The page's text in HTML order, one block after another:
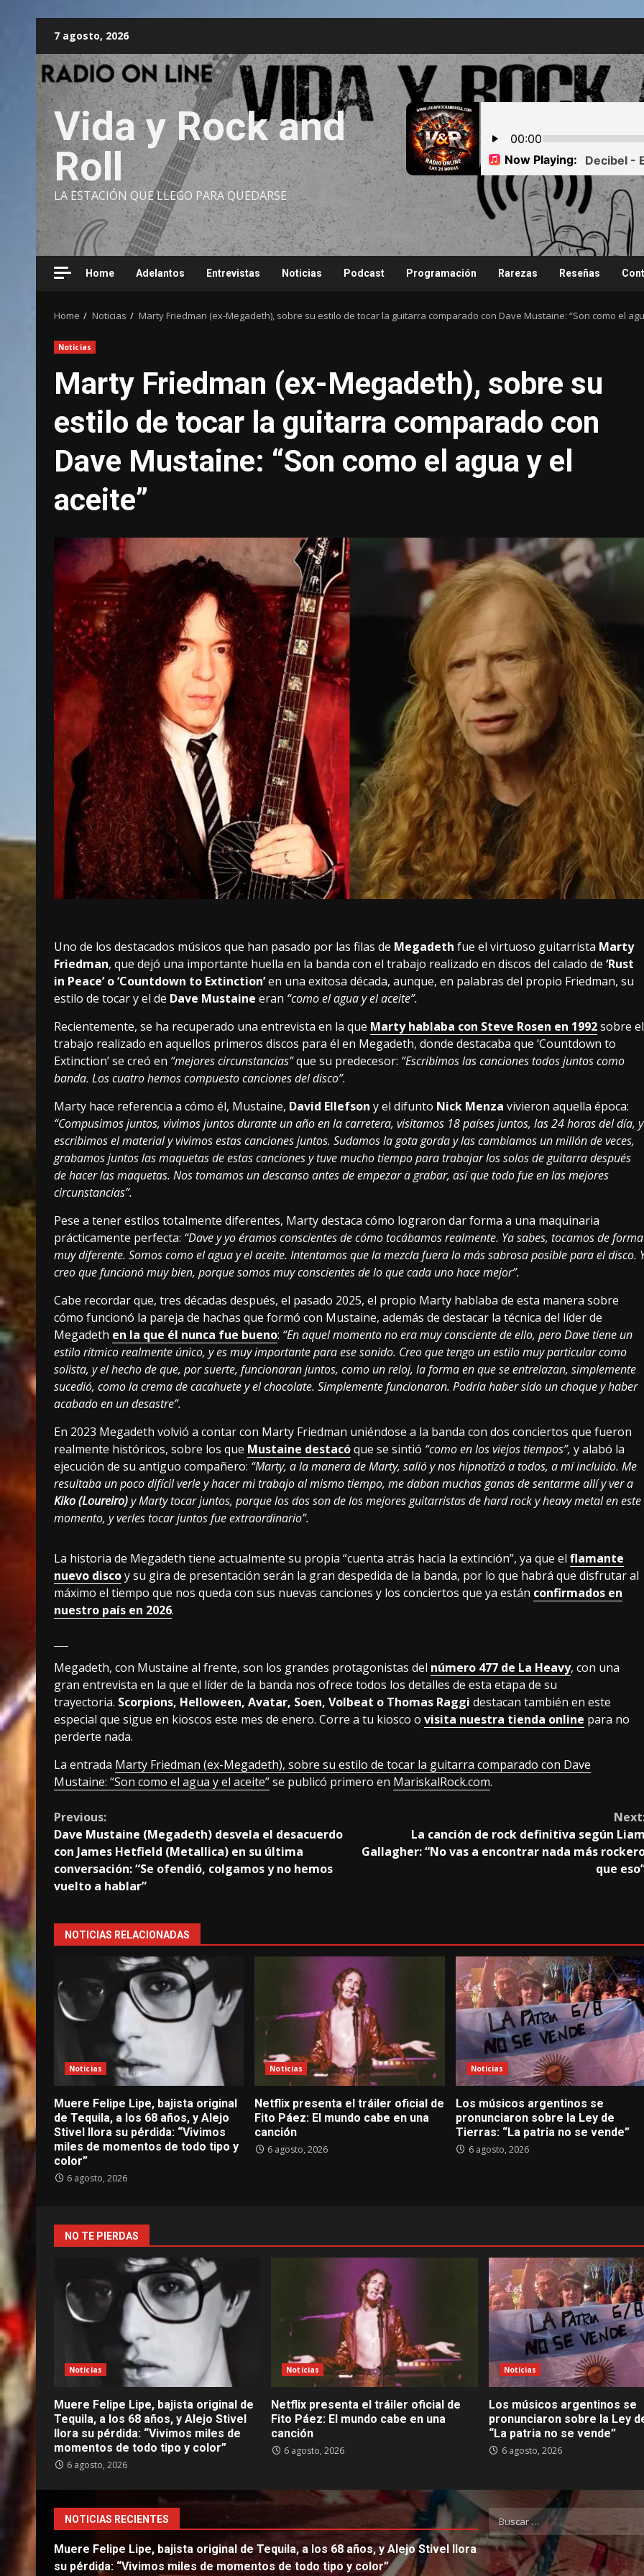
content
7 agosto, 2026
Vida y Rock and
Roll
LA ESTACIÓN QUE LLEGO PARA QUEDARSE
Home Adelantos Entrevistas Noticias Podcast Programación Rarezas Reseñas
Home Noticias Marty Friedman (ex-Megadeth), sobre su estilo de tocar la guitarra comparado con Dave Mustaine: “Son como el
Noticias
Marty Friedman (ex-Megadeth), sobre su
estilo de tocar la guitarra comparado con
Dave Mustaine: “Son como el agua y el
aceite”
Uno de los destacados músicos que han pasado por las filas de Megadeth fue el virtuoso guitarrista Marty
Friedman, que dejó una importante huella en la banda con el trabajo realizado en discos del calado de ‘Rust
in Peace’ o ‘Countdown to Extinction’en una exitosa década, aunque, en palabras del propio Friedman, su
estilo de tocar y el de Dave Mustaine eran “como el agua y el aceite”.
Recientemente, se ha recuperado una entrevista en la que Marty hablaba con Steve Rosen en 1992sobre el
trabajo realizado en aquellos primeros discos para él en Megadeth, donde destacaba que ‘Countdown to
Extinction’ se creó en “mejores circunstancias”que su predecesor: “Escribimos las canciones todos juntos como
banda. Los cuatro hemos compuesto canciones del disco”.
Marty hace referencia a cómo él, Mustaine, David Ellefson y el difunto Nick Menza vivieron aquella época:
“Compusimos juntos, vivimos juntos durante un año en la carretera, visitamos 18 países juntos, las 24 horas del día, y
escribimos el material y vivimos estas canciones juntos. Sudamos la gota gorda y las cambiamos un millón de veces,
grabamos juntos las maquetas de estas canciones y tuve mucho tiempo para trabajar los solos de guitarra después
de hacer las maquetas. Nos tomamos un descanso antes de empezar a grabar, así que todo fue en las mejores
circunstancias”.
Pese a tener estilos totalmente diferentes, Marty destaca cómo lograron dar forma a una maquinaria
prácticamente perfecta: “Dave y yo éramos conscientes de cómo tocábamos realmente. Ya sabes, tocamos de forma
muy diferente. Somos como el agua y el aceite. Intentamos que la mezcla fuera lo más sabrosa posible para el disco.
creo que funcionó muy bien, porque somos muy conscientes de lo que cada uno hace mejor”.
Cabe recordar que, tres décadas después, el pasado 2025, el propio Marty hablaba de esta manera sobre
cómo funcionó la pareja de hachas que formó con Mustaine, además de destacar la técnica del líder de
Megadeth en la que él nunca fue bueno: “En aquel momento no era muy consciente de ello, pero Dave tiene un
estilo rítmico realmente único, y es muy importante para ese sonido. Creo que tengo un estilo muy particular como
solista, y el hecho de que, por suerte, funcionaran juntos, como un reloj, la forma en que se entrelazan, simplemente
sucedió, como la crema de cacahuete y el chocolate. Simplemente funcionaron. Podría haber sido un choque y haber
acabado en un desastre”.
En 2023 Megadeth volvió a contar con Marty Friedman uniéndose a la banda con dos conciertos que fueron
realmente históricos, sobre los que Mustaine destacóque se sintió “como en los viejos tiempos”, y alabó la
ejecución de su antiguo compañero: “Marty, a la manera de Marty, salió y nos hipnotizó a todos, a mí incluido. Me
resultaba un poco difícil verle y hacer mi trabajo al mismo tiempo, me daban muchas ganas de sentarme allí y ver a
Kiko (Loureiro)y Marty tocar juntos, porque los dos son de los mejores guitarristas de hard rock y heavy metal en este
momento, y verles tocar juntos fue extraordinario”.
La historia de Megadeth tiene actualmente su propia “cuenta atrás hacia la extinción”, ya que el flamante
nuevo discoy su gira de presentación serán la gran despedida de la banda, por lo que habrá que disfrutar al
máximo el tiempo que nos queda con sus nuevas canciones y los conciertos que ya están confirmados en
nuestro país en 2026.
Megadeth, con Mustaine al frente, son los grandes protagonistas del número 477 de La Heavy, con una
gran entrevista en la que el líder de la banda nos ofrece todos los detalles de esta etapa de su
trayectoria. Scorpions, Helloween, Avatar, Soen, Volbeat o Thomas Raggi destacan también en este
especial que sigue en kioscos este mes de enero. Corre a tu kiosco o visita nuestra tienda online para no
perderte nada.
La entrada Marty Friedman (ex-Megadeth), sobre su estilo de tocar la guitarra comparado con Dave
Mustaine: “Son como el agua y el aceite”se publicó primero en MariskalRock.com.
Continue
Reading
Previous:
Dave Mustaine (Megadeth) desvela el desacuerdo
con James Hetfield (Metallica) en su última
conversación: “Se ofendió, colgamos y no hemos
vuelto a hablar”
La canción de rock definitiva según
Gallagher: “No vas a encontrar nada más
que
NOTICIAS RELACIONADAS
Noticias
Muere Felipe Lipe, bajista original
de Tequila, a los 68 años, y Alejo
Stivel llora su pérdida: “Vivimos
miles de momentos de todo tipo y
color”
6 agosto, 2026
Noticias
Netflix presenta el tráiler oficial de
Fito Páez: El mundo cabe en una
canción
6 agosto, 2026
Noticias
Los músicos argentinos se
pronunciaron sobre la Ley de
Tierras: “La patria no se vende”
6 agosto, 2026
NO TE PIERDAS
Noticias
Muere Felipe Lipe, bajista original de
Tequila, a los 68 años, y Alejo Stivel
llora su pérdida: “Vivimos miles de
momentos de todo tipo y color”
6 agosto, 2026
Noticias
Netflix presenta el tráiler oficial de
Fito Páez: El mundo cabe en una
canción
6 agosto, 2026
Noticias
Los músicos argentinos se
pronunciaron sobre la Ley
“La patria no se vende”
6 agosto, 2026
NOTICIAS RECIENTES
Muere Felipe Lipe, bajista original de Tequila, a los 68 años, y Alejo Stivel llora
su pérdida: “Vivimos miles de momentos de todo tipo y color”
Buscar: